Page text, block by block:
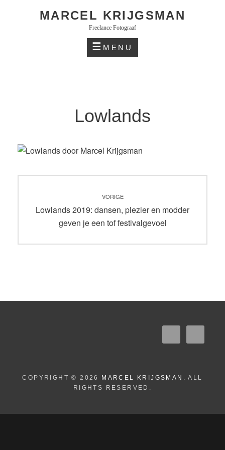
MARCEL KRIJGSMAN
Freelance Fotograaf
MENU
Lowlands
navigatie
VORIGE
Vorig
bericht:
Lowlands 2019: dansen, plezier en modder
geven je een tof festivalgevoel
COPYRIGHT © 2026 MARCEL KRIJGSMAN . ALL
RIGHTS RESERVED.